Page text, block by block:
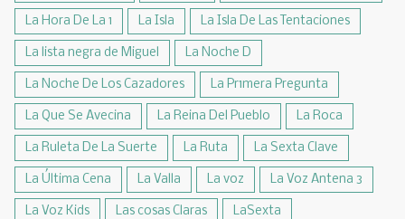
La Hora De La 1 La Isla La Isla De Las Tentaciones
La lista negra de Miguel La Noche D
La Noche De Los Cazadores La Pr1mera Pregunta
La Que Se Avecina La Reina Del Pueblo La Roca
La Ruleta De La Suerte La Ruta La Sexta Clave
La Última Cena La Valla La voz La Voz Antena 3
La Voz Kids Las cosas Claras LaSexta